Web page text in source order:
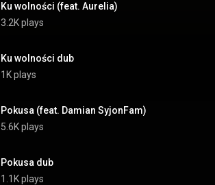
Ku wolności (feat. Aurelia)
3.2K plays
Ku wolności dub
1K plays
Pokusa (feat. Damian SyjonFam)
5.6K plays
Pokusa dub
1.1K plays